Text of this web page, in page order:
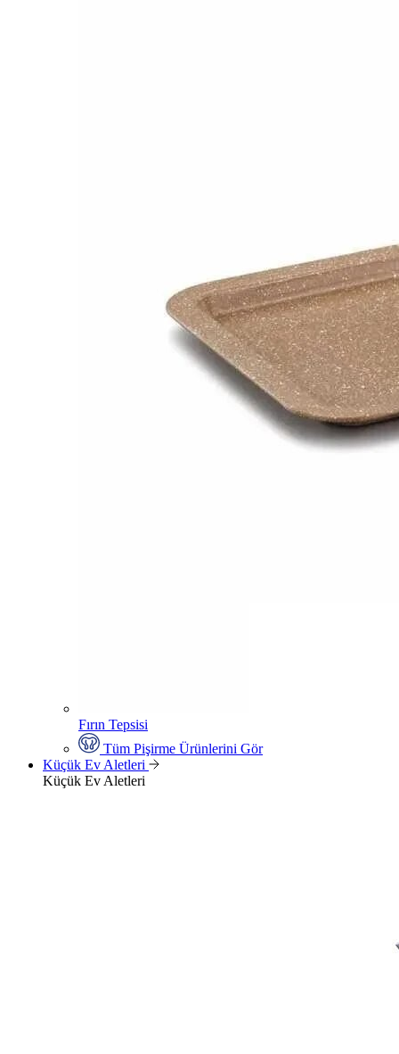
Fırın Tepsisi
Tüm Pişirme Ürünlerini Gör
Küçük Ev Aletleri
Küçük Ev Aletleri